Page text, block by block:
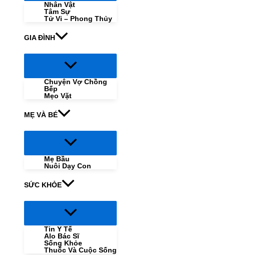
Nhân Vật
Tâm Sự
Tử Vi – Phong Thủy
GIA ĐÌNH
Menu
Chuyện Vợ Chồng
Bếp
Mẹo Vặt
MẸ VÀ BÉ
Menu
Mẹ Bầu
Nuôi Dạy Con
SỨC KHỎE
Menu
Tin Y Tế
Alo Bác Sĩ
Sống Khỏe
Thuốc Và Cuộc Sống